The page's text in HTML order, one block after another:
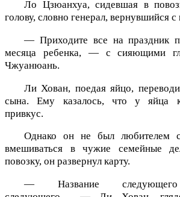
Ло Цзюанхуа, сидевшая в
голову, словно генерал, вернувшийся
— Приходите все на праздник
месяца ребенка, — с сияющими
Чжуанюань.
Ли Хован, поедая яйцо,
сына. Ему казалось, что у яйца
привкус.
Однако он не был любителем
вмешиваться в чужие семейные
повозку, он развернул карту.
— Название следующего